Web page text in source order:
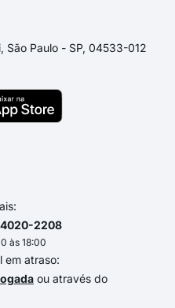
São Paulo - SP, 04533-012
4020-2208
às 18:00
em atraso:
ou através do